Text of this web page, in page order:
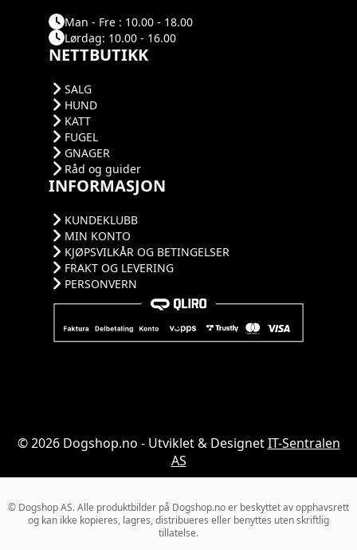
Man - Fre : 10.00 - 18.00
Lørdag: 10.00 - 16.00
NETTBUTIKK
SALG
HUND
KATT
FUGEL
GNAGER
Råd og guider
INFORMASJON
KUNDEKLUBB
MIN KONTO
KJØPSVILKÅR OG BETINGELSER
FRAKT OG LEVERING
PERSONVERN
© 2026 Dogshop.no - Utviklet & DesignetIT-Sentralen
AS
© Dogshop AS. Alle produktbilder på Dogshop.no er beskyttet av opphavsrett
og kan ikke kopieres, lagres, distribueres eller benyttes uten skriftlig
tillatelse.